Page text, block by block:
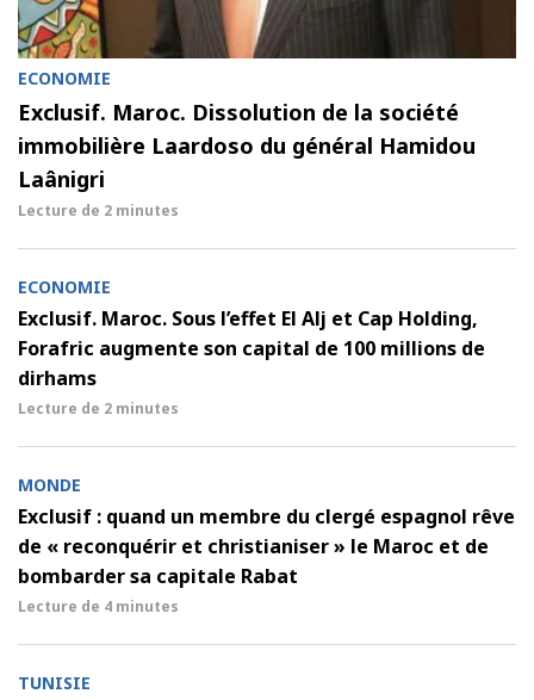
ECONOMIE
Exclusif. Maroc. Dissolution de la société
immobilière Laardoso du général Hamidou
Laânigri
Lecture de 2 minutes
ECONOMIE
Exclusif. Maroc. Sous l’effet El Alj et Cap Holding,
Forafric augmente son capital de 100 millions de
dirhams
Lecture de 2 minutes
MONDE
Exclusif : quand un membre du clergé espagnol rêve
de « reconquérir et christianiser » le Maroc et de
bombarder sa capitale Rabat
Lecture de 4 minutes
TUNISIE